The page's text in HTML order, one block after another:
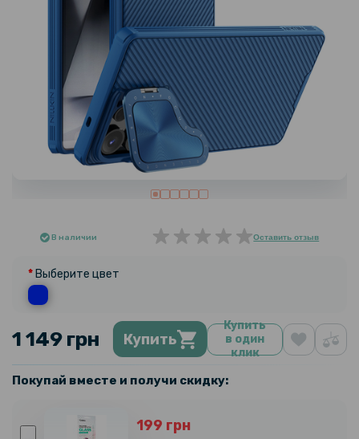
В наличии Оставить отзыв
Выберите цвет
1 149 грн Купить
Купить
в один
клик
Покупай вместе и получи скидку:
199 грн